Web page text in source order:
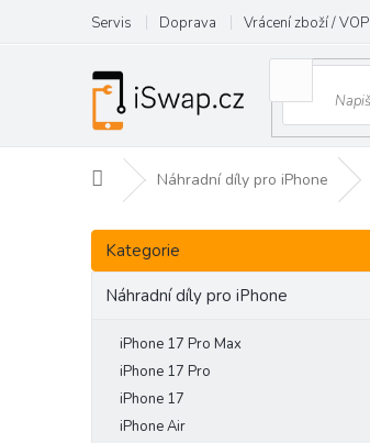
obsah
Servis Doprava Vrácení zboží / VOP
Domů Náhradní díly pro iPhone
P
s
Přeskočit
kategorie
Kategorie
Náhradní díly pro iPhone
iPhone 17 Pro Max
iPhone 17 Pro
iPhone 17
iPhone Air